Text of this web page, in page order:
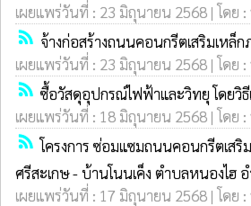
เผยแพร่วันที่ : 23 มิถุนายน 2568 | โดย
rss_feed จ้างก่อสร้างถนนคอนกรีตเสริมเหล็
เผยแพร่วันที่ : 23 มิถุนายน 2568 | โดย
rss_feed ซื้อวัสดุอุปกรณ์ไฟฟ้าและวิทยุ โดยวิธี
เผยแพร่วันที่ : 18 มิถุนายน 2568 | โดย
rss_feed โครงการ ซ่อมแซมถนนคอนกรีตเส
ศรีสะเกษ - บ้านโนนเค็ง ตำบลหนองไฮ
เผยแพร่วันที่ : 17 มิถุนายน 2568 | โดย